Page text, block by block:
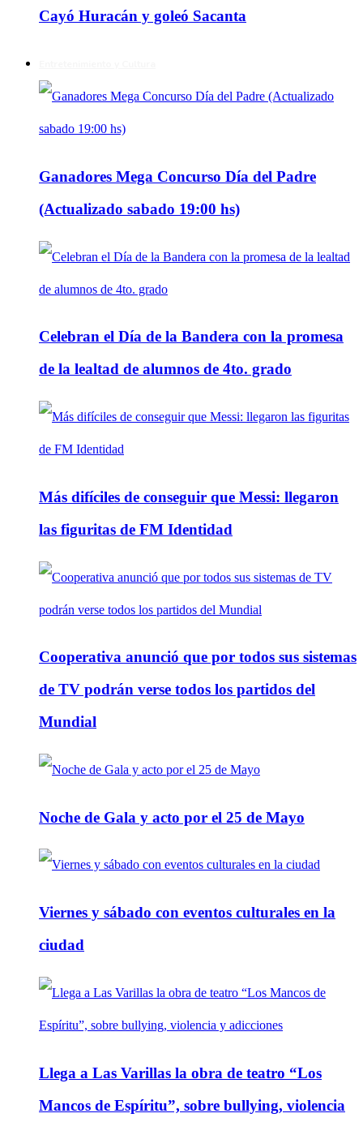
Cayó Huracán y goleó Sacanta
Ganadores Mega Concurso Día del Padre
(Actualizado sabado 19:00 hs)
Celebran el Día de la Bandera con la promesa
de la lealtad de alumnos de 4to. grado
Más difíciles de conseguir que Messi: llegaron
las figuritas de FM Identidad
Cooperativa anunció que por todos sus sistemas
de TV podrán verse todos los partidos del
Mundial
Noche de Gala y acto por el 25 de Mayo
Viernes y sábado con eventos culturales en la
ciudad
Llega a Las Varillas la obra de teatro “Los
Mancos de Espíritu”, sobre bullying, violencia